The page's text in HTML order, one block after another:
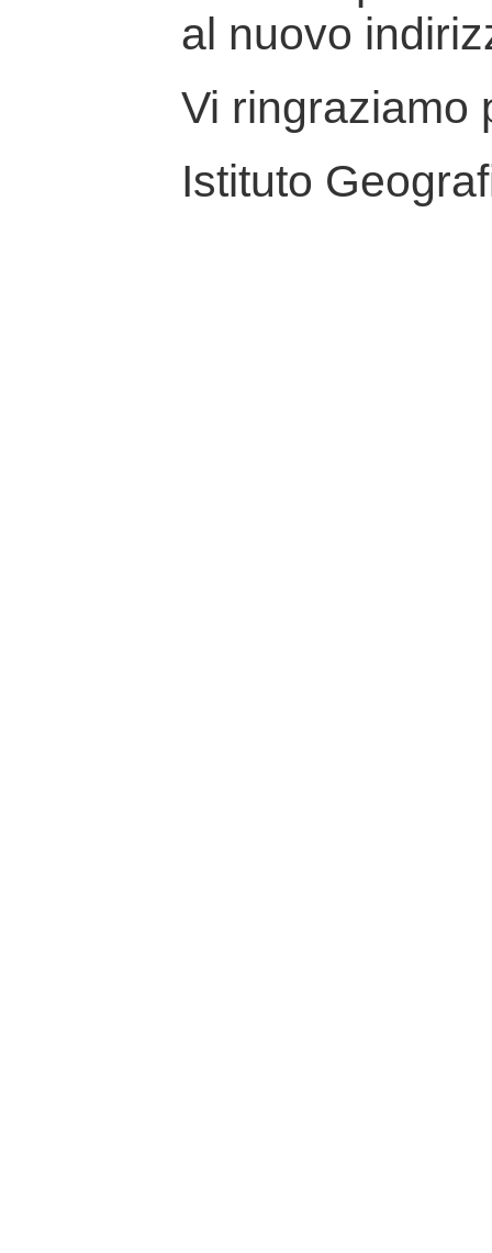
al nuovo
Vi ringraziamo
Istituto